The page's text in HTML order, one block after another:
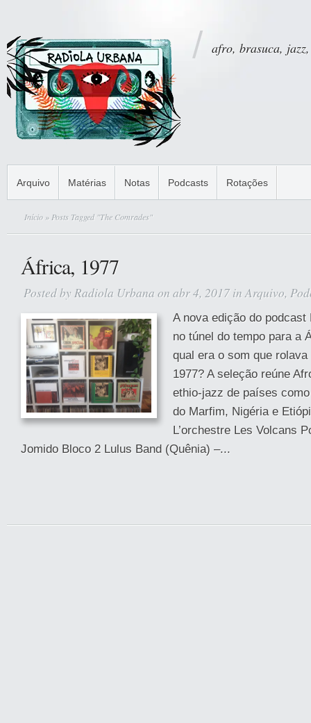
afro, brasuca,
Arquivo Matérias Notas Podcasts Rotações
Início » Posts Tagged "The Comrades"
África, 1977
Posted by Radiola Urbana on abr 4, 2017 inArquivo,
A nova edição do
no túnel do tempo para a
qual era o som que
1977? A seleção reúne
ethio-jazz de países
do Marfim, Nigéria e
L’orchestre Les Volcans
Jomido Bloco 2 Lulus Band (Quênia) –...